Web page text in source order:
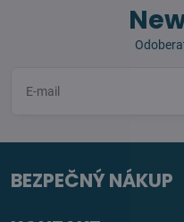
BEZPEČNÝ NÁKUP